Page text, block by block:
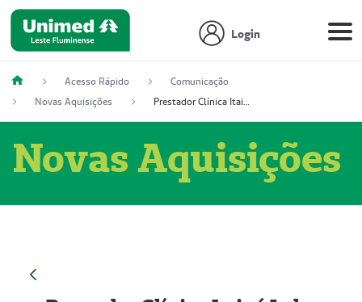
Login
Acesso Rápido
Comunicação
Novas Aquisições
Prestador Clínica Itaipú Ltda (51004348-2)
Novas Aquisições